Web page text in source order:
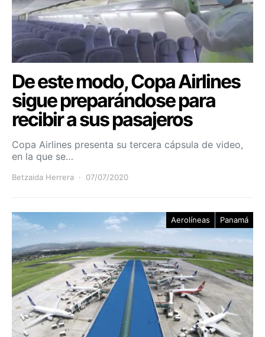
De este modo, Copa Airlines
sigue preparándose para
recibir a sus pasajeros
Copa Airlines presenta su tercera cápsula de video,
en la que se…
Betzaida Herrera 07/07/2020
Aerolíneas Panamá